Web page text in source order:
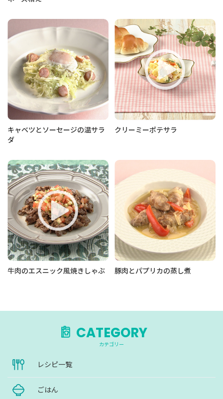
キャベツとソーセージの温サラ
ダ
クリーミーポテサラ
牛肉のエスニック風焼きしゃぶ 豚肉とパプリカの蒸し煮
CATEGORY
カテゴリー
レシピ一覧
ごはん